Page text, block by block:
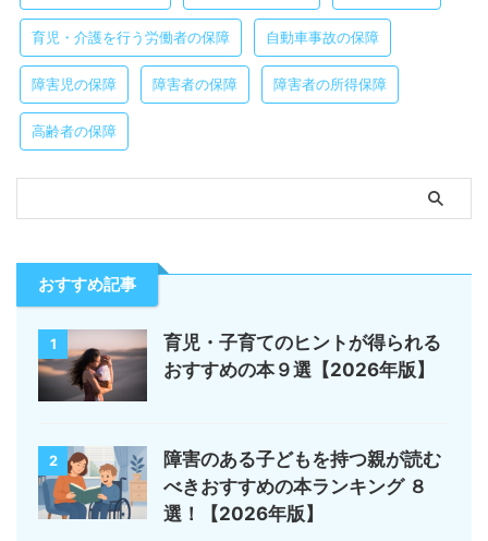
育児・介護を行う労働者の保障 自動車事故の保障
障害児の保障 障害者の保障 障害者の所得保障
高齢者の保障
おすすめ記事
1
育児・子育てのヒントが得られる
おすすめの本９選【2026年版】
2
障害のある子どもを持つ親が読む
べきおすすめの本ランキング ８
選！【2026年版】